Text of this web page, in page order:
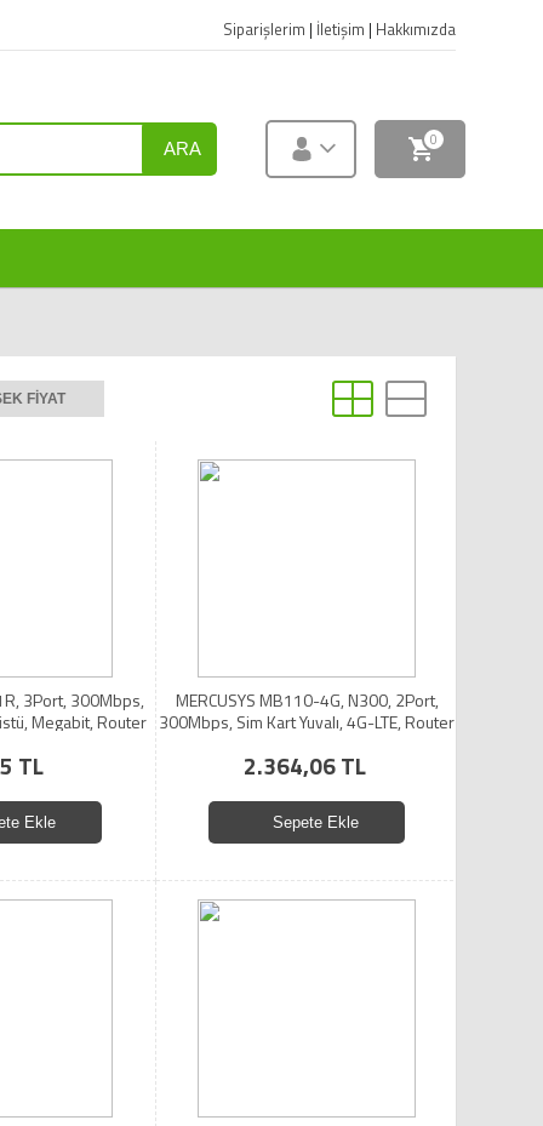
Siparişlerim | İletişim | Hakkımızda
ARA 0
FIYAT
3Port, 300Mbps,
Megabit, Router
TL
Ekle
MERCUSYS MB110-4G, N300, 2Port,
300Mbps, Sim Kart Yuvalı, 4G-LTE, Router
2.364,06 TL
Sepete Ekle